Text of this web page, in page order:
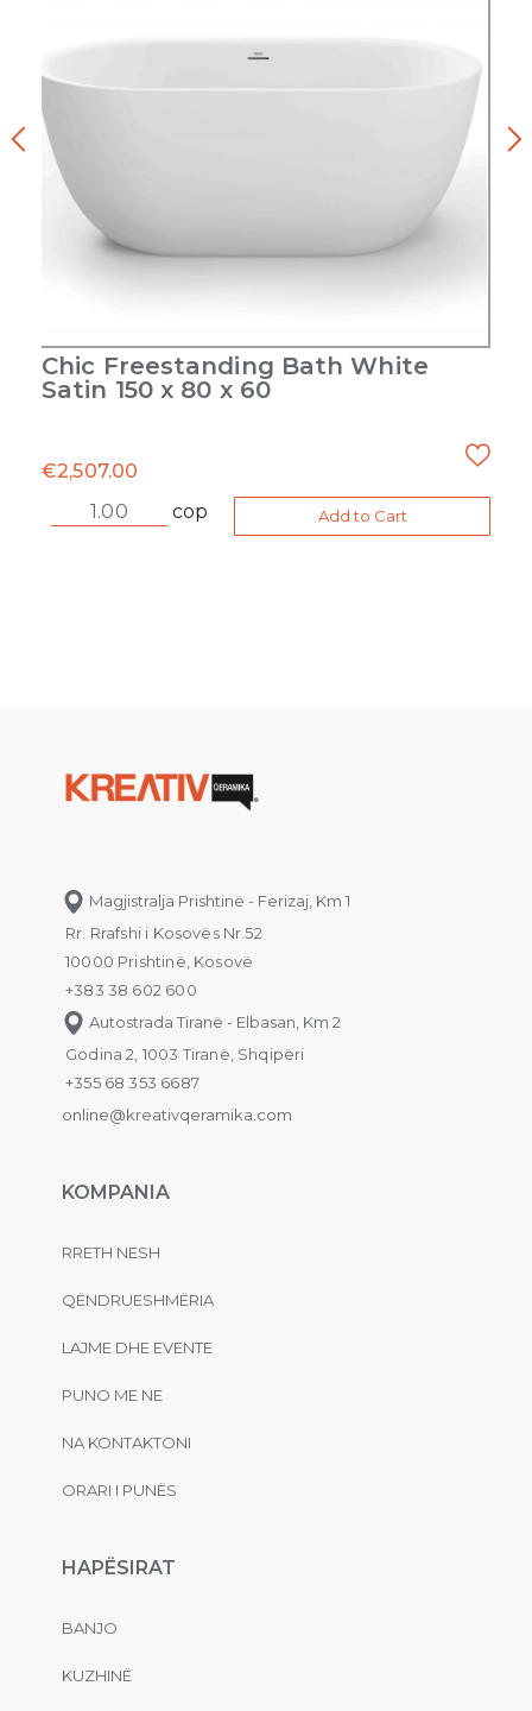
Chic Freestanding Bath White
Satin 150 x 80 x 60
€2,507.00
cop
Add to Cart
Magjistralja Prishtinë - Ferizaj, Km 1
Rr. Rrafshi i Kosovës Nr.52
10000 Prishtinë, Kosovë
+383 38 602 600
Autostrada Tiranë - Elbasan, Km 2
Godina 2, 1003 Tiranë, Shqipëri
+355 68 353 6687
online@kreativqeramika.com
KOMPANIA
RRETH NESH
QËNDRUESHMËRIA
LAJME DHE EVENTE
PUNO ME NE
NA KONTAKTONI
ORARI I PUNËS
HAPËSIRAT
BANJO
KUZHINË